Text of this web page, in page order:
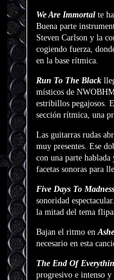
We Are Immortal te
Buena parte
Steven Carlson y la
cogiendo fuerza,
en la base rítmica.
Run To The Black
místicos de
estribillos pegajosos.
sección rítmica, una
Las guitarras rudas
muy presentes. Ese
con una parte
facetas sonoras para
Five Days To Madness
sonoridad
la mitad del tema
Bajan el ritmo en
necesario en esta
The End Of
progresivo e intenso y